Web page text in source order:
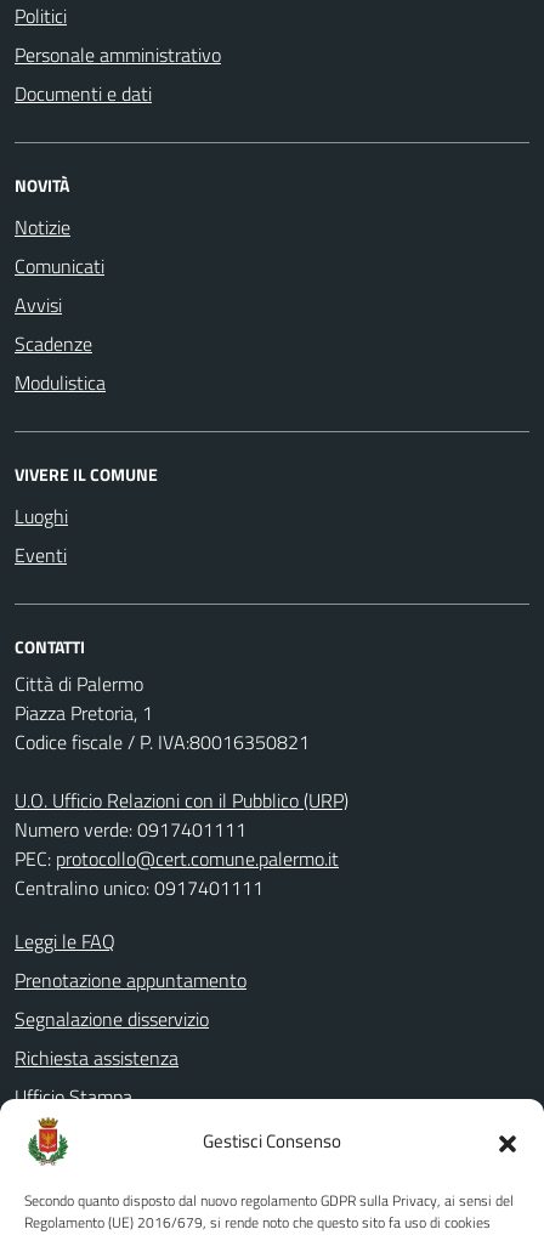
Gestisci Consenso
Secondo quanto disposto dal nuovo regolamento GDPR sulla Privacy, ai sensi del
Regolamento (UE) 2016/679, si rende noto che questo sito fa uso di cookies
Politici
Personale amministrativo
Documenti e dati
NOVITÀ
Notizie
Comunicati
Avvisi
Scadenze
Modulistica
VIVERE IL COMUNE
Luoghi
Eventi
CONTATTI
Città di Palermo
Piazza Pretoria, 1
Codice fiscale / P. IVA:80016350821
U.O. Ufficio Relazioni con il Pubblico (URP)
Numero verde: 0917401111
PEC: protocollo@cert.comune.palermo.it
Centralino unico: 0917401111
Leggi le FAQ
Prenotazione appuntamento
Segnalazione disservizio
Richiesta assistenza
Ufficio Stampa
Amministrazione Trasparente
Albo pretorio
Informativa privacy